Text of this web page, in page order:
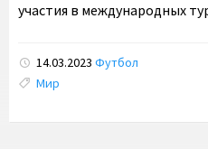
участия в международных
14.03.2023 Футбол
Tags:
Мир